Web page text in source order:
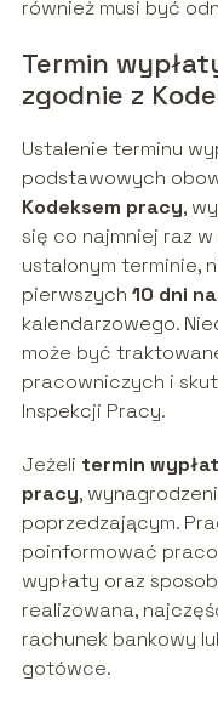
również musi być
Termin
zgodnie z
Ustalenie terminu
podstawowych
Kodeksem pracy,
się co najmniej raz w
ustalonym terminie,
pierwszych 10 dni
kalendarzowego.
może być
pracowniczych i
Inspekcji Pracy.
Jeżeli termin
pracy,
poprzedzającym.
poinformować
wypłaty oraz
realizowana,
rachunek bankowy
gotówce.